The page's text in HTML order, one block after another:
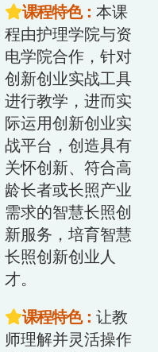
课程特色：本课
程由护理学院与资
电学院合作，针对
创新创业实战工具
进行教学，进而实
际运用创新创业实
战平台，创造具有
关怀创新、符合高
龄长者或长照产业
需求的智慧长照创
新服务，培育智慧
长照创新创业人
才。
课程特色：让教
师理解并灵活操作